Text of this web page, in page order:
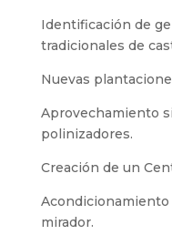
Identificación de
tradicionales de
Nuevas
Aprovechamiento
polinizadores.
Creación de un
Acondicionamiento
mirador.